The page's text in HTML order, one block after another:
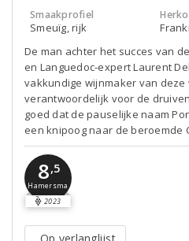
Smaakprofiel
Smeuïg, rijk
De man achter het succes van
en Languedoc-expert Laurent
vakkundige wijnmaker van deze
verantwoordelijk voor de
goed dat de pauselijke naam
een knipoog naar de beroemde
8,5
Hamersma
2023